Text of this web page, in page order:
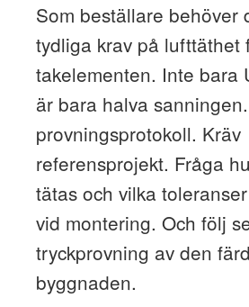
Som beställare behöver
tydliga krav på lufttäthet
takelementen. Inte bara
är bara halva
provningsprotokoll. Kräv
referensprojekt. Fråga
tätas och vilka
vid montering. Och följ
tryckprovning av den
byggnaden.